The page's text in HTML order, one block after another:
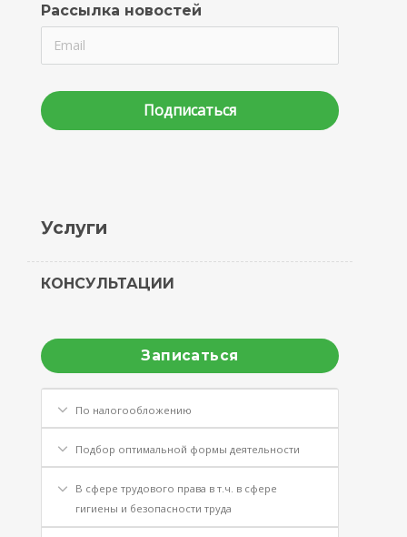
Рассылка новостей
Подписаться
Услуги
КОНСУЛЬТАЦИИ
Записаться
По налогообложению
Подбор оптимальной формы деятельности
В сфере трудового права в т.ч. в сфере
гигиены и безопасности труда